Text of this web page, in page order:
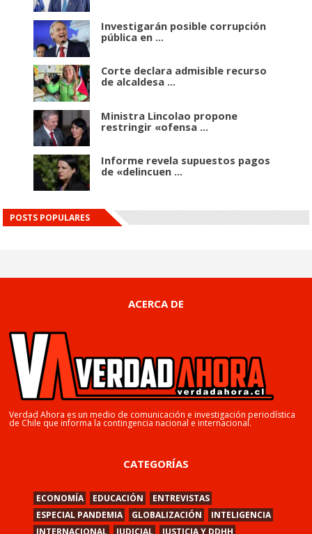
Investigarán posible corrupción
pública en ...
Corte declara admisible recurso
de alcaldesa ...
Ministra Lincolao propone
restringir «ofensa ...
Informe revela supuestos pagos
de «delincuen ...
POSTS POPULARES
ACERCA DE
Verdad Ahora es un medio de comunicación e investigación periodística
de Chile que informa la contingencia nacional e internacional.
CATEGORÍAS
ECONOMÍA EDUCACIÓN
ENTREVISTAS
ESPECIAL PANDEMIA
GLOBALIZACIÓN
INTELIGENCIA
INTERNACIONAL
JUDICIAL JUSTICIA Y DDHH